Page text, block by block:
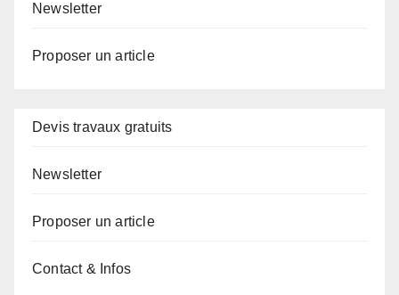
Newsletter
Proposer un article
Devis travaux gratuits
Newsletter
Proposer un article
Contact & Infos